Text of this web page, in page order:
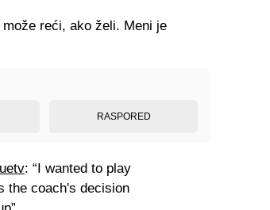
reći, ako želi. Meni je
RASPORED
: “I wanted to play
the coach's decision